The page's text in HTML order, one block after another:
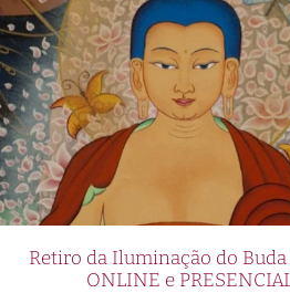
Retiro da Iluminação do Buda
ONLINE e